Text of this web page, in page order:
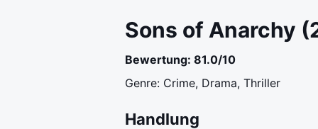
Sons of Anarchy
Bewertung: 81.0/10
Genre: Crime, Drama, Thriller
Handlung